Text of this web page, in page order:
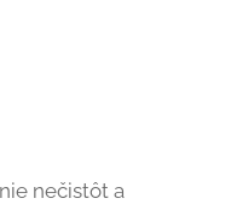
nečistôt a